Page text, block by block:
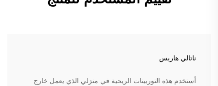
ناتالي هاريس
أستخدم هذه التوربينات الريحية في منزلي الذي يعمل خارج